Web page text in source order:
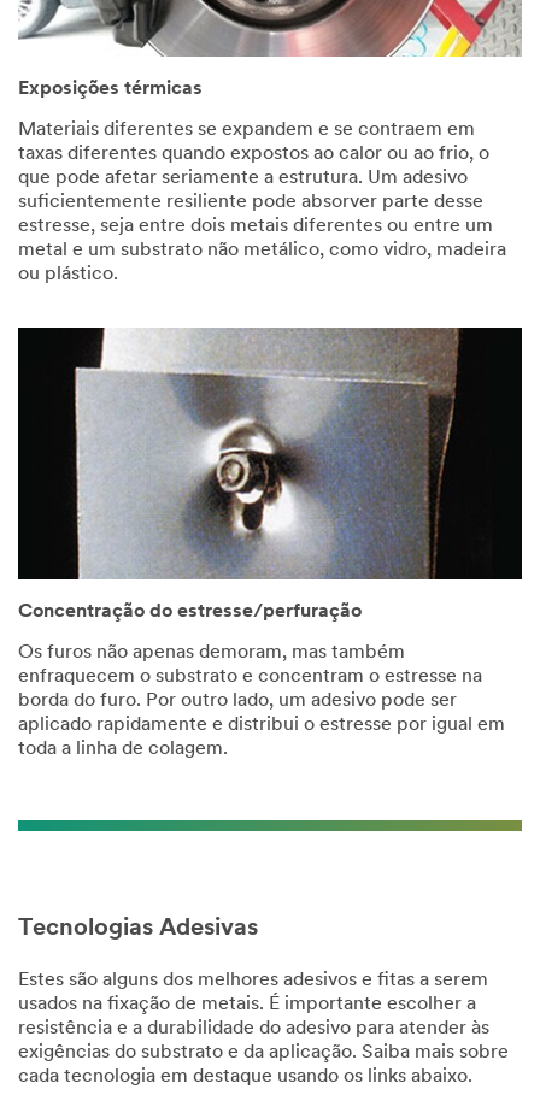
ation
O
t
h
e
r
A
p
be
Your
Challenge or
Application
I would
receive
updates and
special
3M
Industrial
Tapes.
3M takes
your privacy
seriously.
third parties
provided in
with our
Privacy
Policyto
send you
communicat
Exposições térmicas
Materiais diferentes se expandem e se contraem em
taxas diferentes quando expostos ao calor ou ao frio, o
que pode afetar seriamente a estrutura. Um adesivo
suficientemente resiliente pode absorver parte desse
estresse, seja entre dois metais diferentes ou entre um
metal e um substrato não metálico, como vidro, madeira
ou plástico.
Concentração do estresse/perfuração
Os furos não apenas demoram, mas também
enfraquecem o substrato e concentram o estresse na
borda do furo. Por outro lado, um adesivo pode ser
aplicado rapidamente e distribui o estresse por igual em
toda a linha de colagem.
Tecnologias Adesivas
Estes são alguns dos melhores adesivos e fitas a serem
usados na fixação de metais. É importante escolher a
resistência e a durabilidade do adesivo para atender às
exigências do substrato e da aplicação. Saiba mais sobre
cada tecnologia em destaque usando os links abaixo.